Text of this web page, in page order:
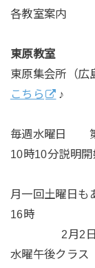
各教室案内
東原教室
東原集会所（
こちら
♪
毎週水曜日
10時10分説明
月一回土曜日
16時
2月2
水曜午後クラ